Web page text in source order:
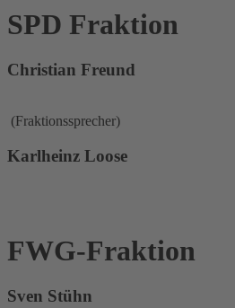
SPD Fraktion
Christian Freund
(Fraktionssprecher)
Karlheinz Loose
FWG-Fraktion
Sven Stühn